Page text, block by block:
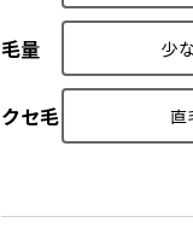
毛量 少
クセ毛 直